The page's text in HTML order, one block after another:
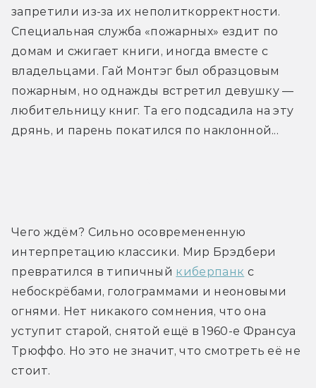
запретили из-за их неполиткорректности.
Специальная служба «пожарных» ездит по
домам и сжигает книги, иногда вместе с
владельцами. Гай Монтэг был образцовым
пожарным, но однажды встретил девушку —
любительницу книг. Та его подсадила на эту
дрянь, и парень покатился по наклонной...
Чего ждём? Сильно осовремененную
интерпретацию классики. Мир Брэдбери
превратился в типичный киберпанк с
небоскрёбами, голограммами и неоновыми
огнями. Нет никакого сомнения, что она
уступит старой, снятой ещё в 1960-е Франсуа
Трюффо. Но это не значит, что смотреть её не
стоит.